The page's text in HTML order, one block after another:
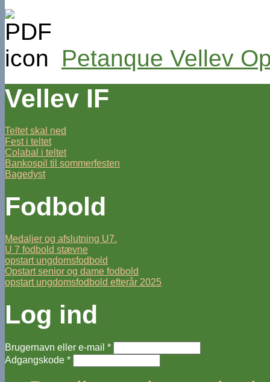
Petanque Vellev
Vellev IF
Teltet skal ned
Fest i teltet
Colabal i teltet
Bankospil til sommerfesten
Bagedyst
Fodbold
Medaljer og afslutning U7.
U 7 fodbold stævne
opstart ungdomsfodbold
Opstart senior og dame fodbold
opstart ungdomsfodbold efterår 2025
Log ind
Brugernavn eller e-mail *
Adgangskode *